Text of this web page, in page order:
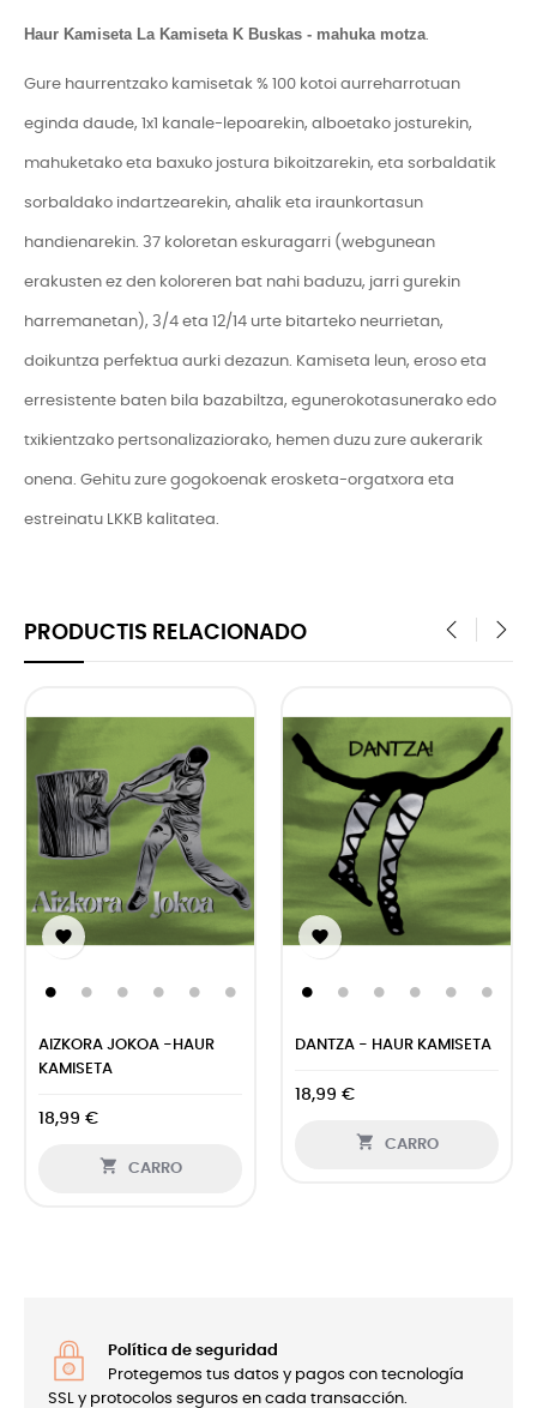
Haur Kamiseta La Kamiseta K Buskas - mahuka motza.
Gure haurrentzako kamisetak % 100 kotoi aurreharrotuan
eginda daude, 1x1 kanale-lepoarekin, alboetako josturekin,
mahuketako eta baxuko jostura bikoitzarekin, eta sorbaldatik
sorbaldako indartzearekin, ahalik eta iraunkortasun
handienarekin. 37 koloretan eskuragarri (webgunean
erakusten ez den koloreren bat nahi baduzu, jarri gurekin
harremanetan), 3/4 eta 12/14 urte bitarteko neurrietan,
doikuntza perfektua aurki dezazun. Kamiseta leun, eroso eta
erresistente baten bila bazabiltza, egunerokotasunerako edo
txikientzako pertsonalizaziorako, hemen duzu zure aukerarik
onena. Gehitu zure gogokoenak erosketa-orgatxora eta
estreinatu LKKB kalitatea.
PRODUCTIS RELACIONADO

AIZKORA JOKOA -HAUR
KAMISETA
18,99 €
 CARRO

DANTZA - HAUR KAMISETA
18,99 €
 CARRO
Política de seguridad
Protegemos tus datos y pagos con tecnología
SSL y protocolos seguros en cada transacción.